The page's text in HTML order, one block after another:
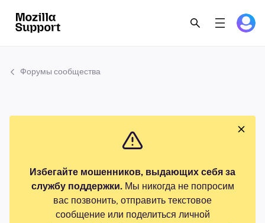
Форумы сообщества
Избегайте мошенников, выдающих себя за
службу поддержки.Мы никогда не попросим
вас позвонить, отправить текстовое
сообщение или поделиться личной